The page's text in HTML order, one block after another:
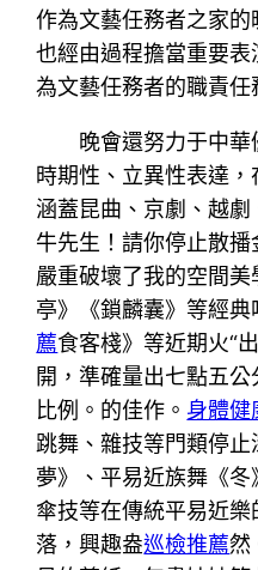
作為文藝任務者之家
也經由過程擔當重要
為文藝任務者的職責任
晚會還努力于中華
時期性、立異性表達，
涵蓋昆曲、京劇、越
牛先生！請你停止散
嚴重破壞了我的空間
亭》《鎖麟囊》等經
薦食客棧》等近期火“
開，準確量出七點五
比例。的佳作。 身體健
跳舞、雜技等門類停
夢》、平易近族舞《冬
傘技等在傳統平易近
落，興趣盎巡檢推薦然